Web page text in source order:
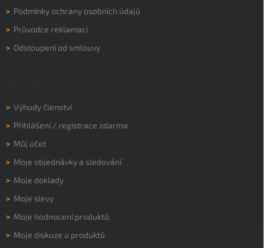
> Podmínky ochrany osobních údajů
> Průvodce reklamací
> Odstoupení od smlouvy
> Výhody členství
> Přihlášení/ registrace zdarma
> Můj účet
> Moje objednávky a sledování
> Moje doklady
> Moje slevy
> Moje hodnocení produktů
> Moje diskuze u produktů